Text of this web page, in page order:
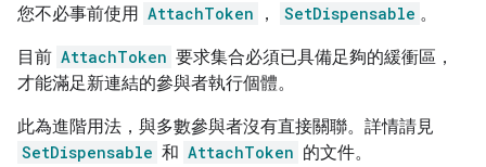
您不必事前使用 AttachToken ， SetDispensable 。
目前 AttachToken 要求集合必須已具備足夠的緩衝區，
才能滿足新連結的參與者執行個體。
此為進階用法，與多數參與者沒有直接關聯。詳情請見
SetDispensable 和 AttachToken 的文件。